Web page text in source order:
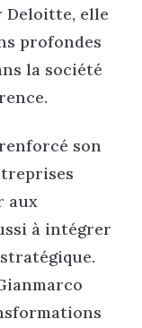
Deloitte, elle
profondes
la société
son
aux
à intégrer